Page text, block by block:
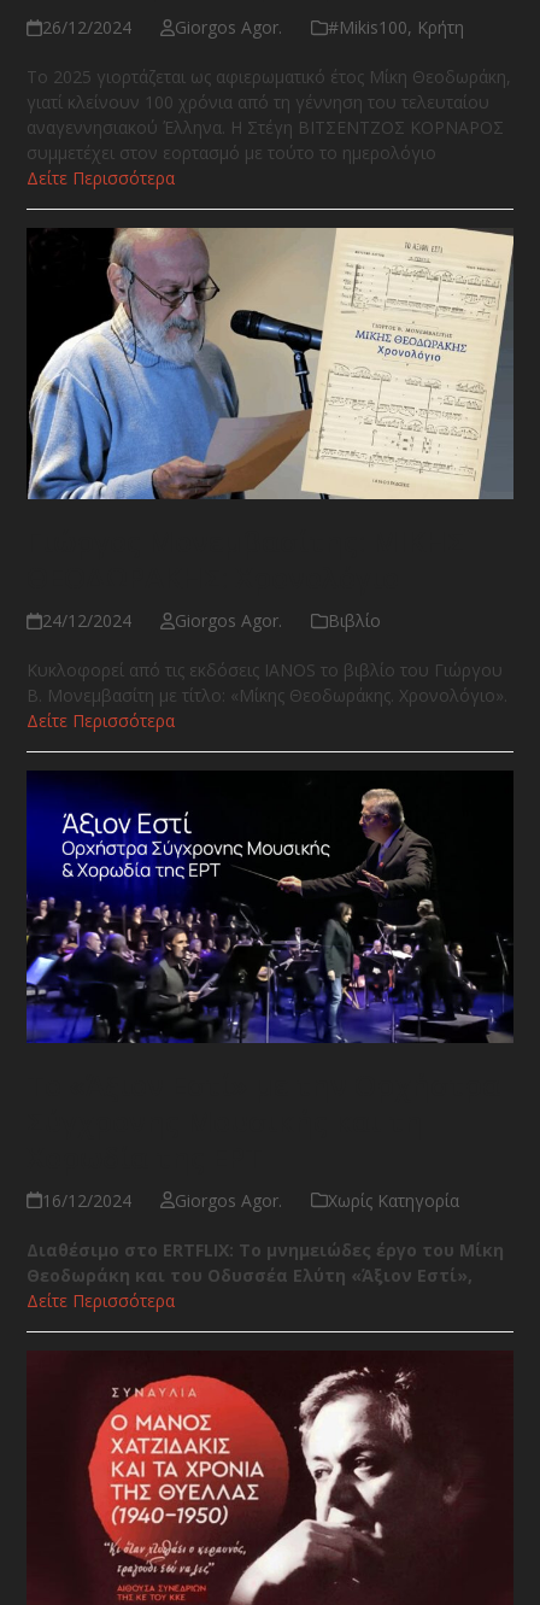
26/12/2024 Giorgos Agor. #Μikis100, Κρήτη
To 2025 γιορτάζεται ως αφιερωματικό έτος Μίκη Θεοδωράκη,
γιατί κλείνουν 100 χρόνια από τη γέννηση του τελευταίου
αναγεννησιακού Έλληνα. Η Στέγη ΒΙΤΣΕΝΤΖΟΣ ΚΟΡΝΑΡΟΣ
συμμετέχει στον εορτασμό με τούτο το ημερολόγιο
Δείτε Περισσότερα
24/12/2024 Giorgos Agor. Βιβλίο
Κυκλοφορεί από τις εκδόσεις IANOS το βιβλίο του Γιώργου
Β. Μονεμβασίτη με τίτλο: «Μίκης Θεοδωράκης. Χρονολόγιο».
Δείτε Περισσότερα
16/12/2024 Giorgos Agor. Χωρίς Κατηγορία
Διαθέσιμο στο ERTFLIX: Το μνημειώδες έργο του Μίκη
Θεοδωράκη και του Οδυσσέα Ελύτη «Άξιον Εστί»,
Δείτε Περισσότερα